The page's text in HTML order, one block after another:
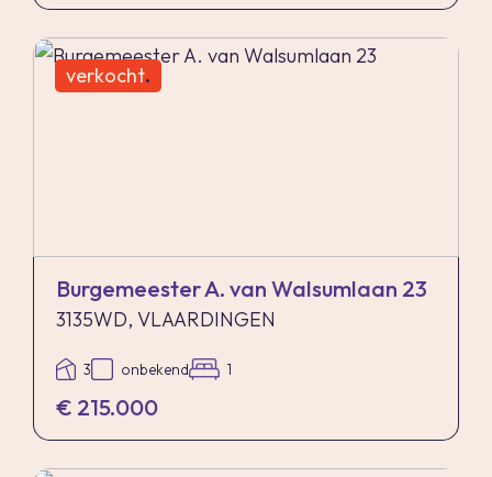
verkocht.
Burgemeester A. van Walsumlaan 23
3135WD, VLAARDINGEN
3 onbekend 1
€ 215.000